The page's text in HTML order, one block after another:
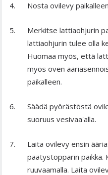
Nosta ovilevy
Merkitse lattiaohjurin
lattiaohjurin tulee olla
Huomaa myös, että
myös oven
paikalleen.
Säädä pyörästöstä
suoruus vesivaa'alla.
Laita ovilevy ensin
päätystopparin
ruuvaamalla. Laita